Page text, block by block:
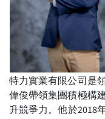
特力實業有限公司是
偉俊帶領集團積極構
升競爭力。他於2018